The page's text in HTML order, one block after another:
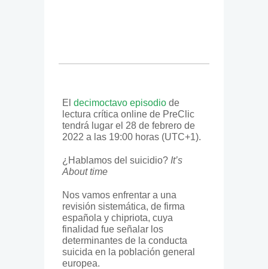
El decimoctavo episodio de
lectura crítica online de PreClic
tendrá lugar el 28 de febrero de
2022 a las 19:00 horas (UTC+1).
¿Hablamos del suicidio? It’s
About time
Nos vamos enfrentar a una
revisión sistemática, de firma
española y chipriota, cuya
finalidad fue señalar los
determinantes de la conducta
suicida en la población general
europea.